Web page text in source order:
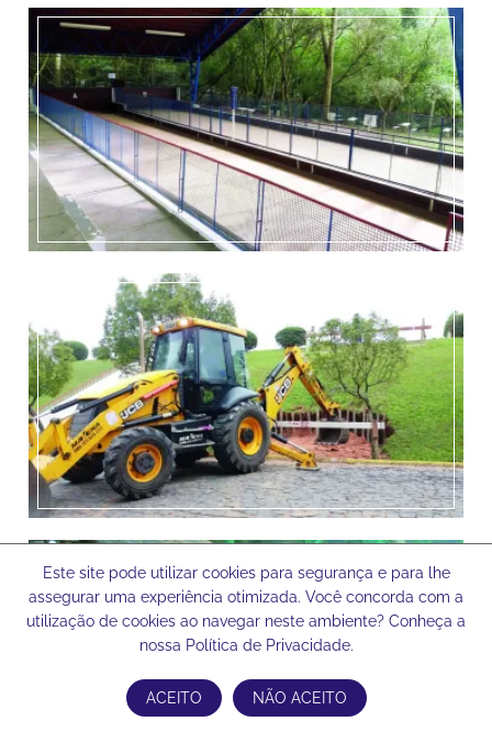
Este site pode utilizar cookies para segurança e para lhe
assegurar uma experiência otimizada. Você concorda com a
utilização de cookies ao navegar neste ambiente? Conheça a
nossa Política de Privacidade.
ACEITO NÃO ACEITO